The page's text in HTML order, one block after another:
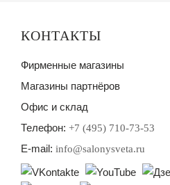
КОНТАКТЫ
Фирменные магазины
Магазины партнёров
Офис и склад
Телефон: +7 (495) 710-73-53
E-mail: info@salonysveta.ru